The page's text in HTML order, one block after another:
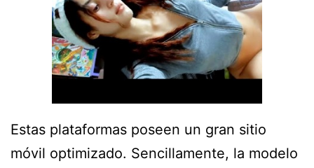
Estas plataformas poseen un gran sitio
móvil optimizado. Sencillamente, la modelo